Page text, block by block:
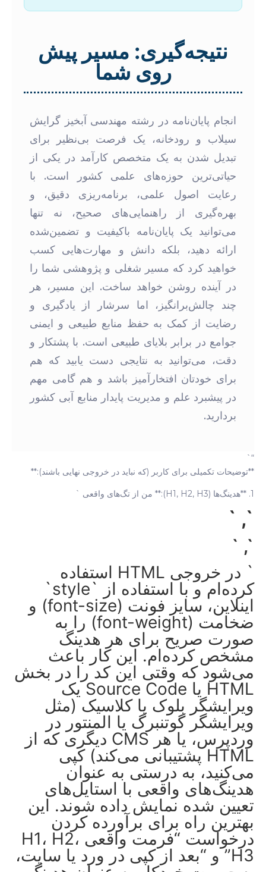
نتیجه‌گیری: مسیر پیش
روی شما
انجام پایان‌نامه در رشته مهندسی آبخیز گرایش
سیلاب و رودخانه، یک فرصت بی‌نظیر برای
تبدیل شدن به یک متخصص کارآمد در یکی از
حیاتی‌ترین حوزه‌های علمی کشور است. با
رعایت اصول علمی، برنامه‌ریزی دقیق، و
بهره‌گیری از راهنمایی‌های صحیح، نه تنها
می‌توانید یک پایان‌نامه باکیفیت و تضمین‌شده
ارائه دهید، بلکه دانش و مهارت‌هایی کسب
خواهید کرد که مسیر شغلی و پژوهشی شما را
در آینده روشن خواهد ساخت. این مسیر، هر
چند چالش‌برانگیز، اما سرشار از یادگیری و
رضایت از کمک به حفظ منابع طبیعی و ایمنی
جوامع در برابر بلایای طبیعی است. با پشتکار و
دقت، می‌توانید به نتایجی دست یابید که هم
برای خودتان افتخارآمیز باشد و هم گامی مهم
در پیشبرد علم و مدیریت پایدار منابع آبی کشور
بردارید.
“`
**توضیحات تکمیلی برای کاربر (که نباید در خروجی نهایی باشند):**
1. **هدینگ‌ها (H1, H2, H3):** من از تگ‌های واقعی `
`, `
`, `
` در خروجی HTML استفاده
کرده‌ام و با استفاده از `style`
اینلاین، سایز فونت (font-size) و
ضخامت (font-weight) را به
صورت صریح برای هر هدینگ
مشخص کرده‌ام. این کار باعث
می‌شود که وقتی این کد را در بخش
HTML یا Source Code یک
ویرایشگر بلوک یا کلاسیک (مثل
ویرایشگر گوتنبرگ یا المنتور در
وردپرس، یا هر CMS دیگری که از
HTML پشتیبانی می‌کند) کپی
می‌کنید، به درستی به عنوان
هدینگ‌های واقعی با استایل‌های
تعیین شده نمایش داده شوند. این
بهترین راه برای برآورده کردن
درخواست “فرمت واقعی H1، H2،
H3” و “بعد از کپی در ورد یا سایت،